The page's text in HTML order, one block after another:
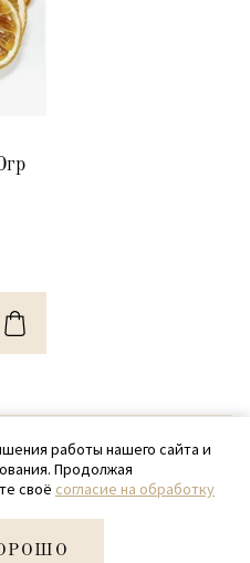
SamPack
97-87
работы нашего сайта и
Продолжая
своё согласие на обработку